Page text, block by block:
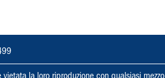
la loro riproduzione con qualsiasi